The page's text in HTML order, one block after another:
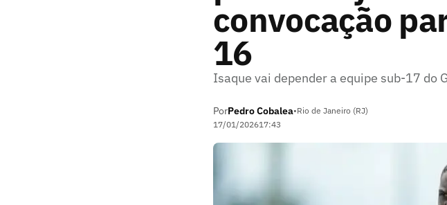
convocação
16
Isaque vai depender a equipe sub-17 do
PorPedro Cobalea•Rio de Janeiro (RJ)
17/01/202617:43